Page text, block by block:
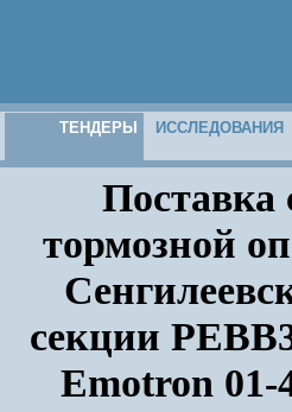
ТЕНДЕРЫ ИССЛЕДОВАНИЯ
Поставка
тормозной
секции
Emotron